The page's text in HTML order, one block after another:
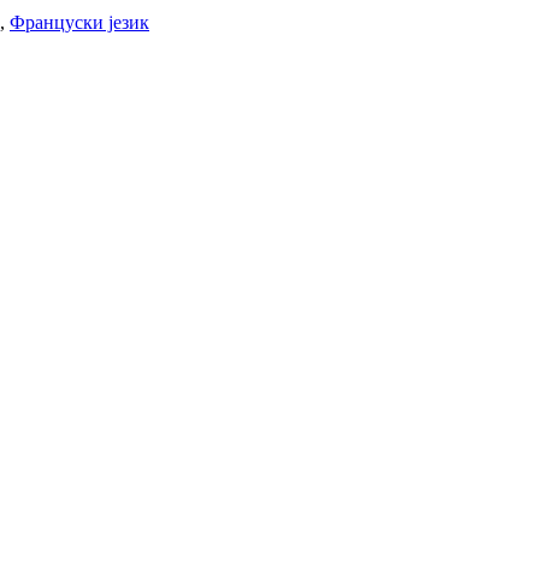
, Француски језик